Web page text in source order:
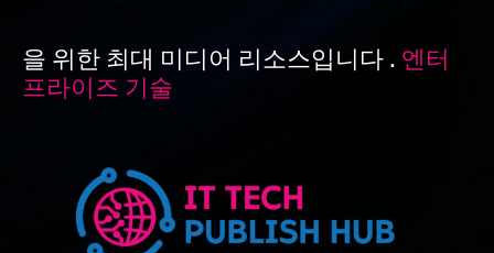
을 위한 최대 미디어 리소스입니다 . 엔터
프라이즈 기술